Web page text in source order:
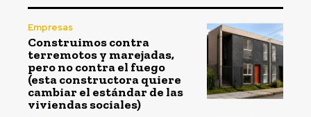
Empresas
Construimos contra
terremotos y marejadas,
pero no contra el fuego
(esta constructora quiere
cambiar el estándar de las
viviendas sociales)